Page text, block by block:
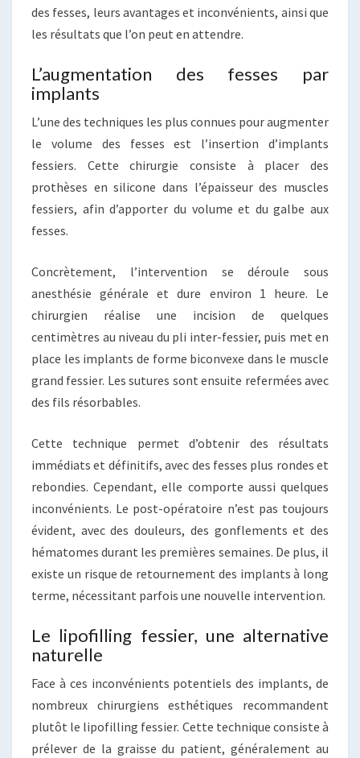
des fesses, leurs avantages et inconvénients, ainsi que
les résultats que l’on peut en attendre.
L’augmentation des fesses par
implants
L’une des techniques les plus connues pour augmenter
le volume des fesses est l’insertion d’implants
fessiers. Cette chirurgie consiste à placer des
prothèses en silicone dans l’épaisseur des muscles
fessiers, afin d’apporter du volume et du galbe aux
fesses.
Concrètement, l’intervention se déroule sous
anesthésie générale et dure environ 1 heure. Le
chirurgien réalise une incision de quelques
centimètres au niveau du pli inter-fessier, puis met en
place les implants de forme biconvexe dans le muscle
grand fessier. Les sutures sont ensuite refermées avec
des fils résorbables.
Cette technique permet d’obtenir des résultats
immédiats et définitifs, avec des fesses plus rondes et
rebondies. Cependant, elle comporte aussi quelques
inconvénients. Le post-opératoire n’est pas toujours
évident, avec des douleurs, des gonflements et des
hématomes durant les premières semaines. De plus, il
existe un risque de retournement des implants à long
terme, nécessitant parfois une nouvelle intervention.
Le lipofilling fessier, une alternative
naturelle
Face à ces inconvénients potentiels des implants, de
nombreux chirurgiens esthétiques recommandent
plutôt le lipofilling fessier. Cette technique consiste à
prélever de la graisse du patient, généralement au